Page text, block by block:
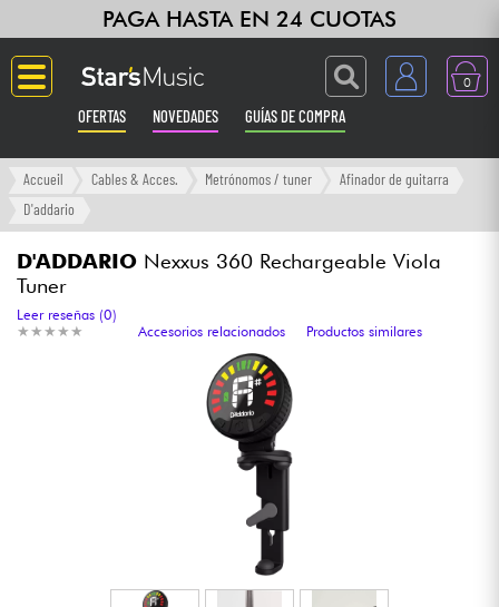
PAGA HASTA EN 24 CUOTAS
0
OFERTAS NOVEDADES GUÍAS DE COMPRA
Langue
Sintetizadores & samplers
Accueil Cables & Acces. Metrónomos / tuner
Afinador de guitarra
D'addario
D'ADDARIO Nexxus 360 Rechargeable Viola
Tuner
★ ★ ★ ★ ★
★ ★ ★ ★ ★
Leer reseñas (0)
Accesorios relacionados
Productos similares